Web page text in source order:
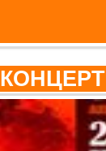
КОНЦЕРТ